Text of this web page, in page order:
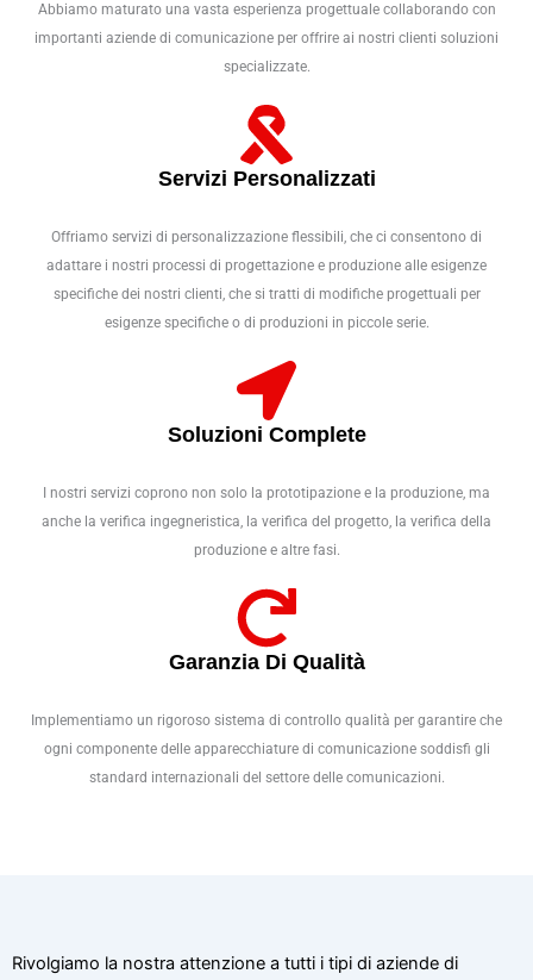
Abbiamo maturato una vasta esperienza progettuale collaborando con
importanti aziende di comunicazione per offrire ai nostri clienti soluzioni
specializzate.
Servizi Personalizzati
Offriamo servizi di personalizzazione flessibili, che ci consentono di
adattare i nostri processi di progettazione e produzione alle esigenze
specifiche dei nostri clienti, che si tratti di modifiche progettuali per
esigenze specifiche o di produzioni in piccole serie.
Soluzioni Complete
I nostri servizi coprono non solo la prototipazione e la produzione, ma
anche la verifica ingegneristica, la verifica del progetto, la verifica della
produzione e altre fasi.
Garanzia Di Qualità
Implementiamo un rigoroso sistema di controllo qualità per garantire che
ogni componente delle apparecchiature di comunicazione soddisfi gli
standard internazionali del settore delle comunicazioni.
Rivolgiamo la nostra attenzione a tutti i tipi di aziende di